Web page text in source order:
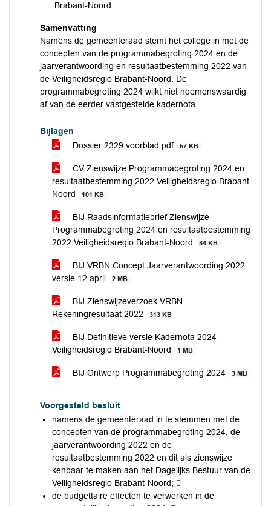
Brabant-Noord
Samenvatting
Namens de gemeenteraad stemt het college in met de
concepten van de programmabegroting 2024 en de
jaarverantwoording en resultaatbestemming 2022 van
de Veiligheidsregio Brabant-Noord. De
programmabegroting 2024 wijkt niet noemenswaardig
af van de eerder vastgestelde kadernota.
Bijlagen
Dossier 2329 voorblad.pdf
57 KB
CV Zienswijze Programmabegroting 2024 en
resultaatbestemming 2022 Veiligheidsregio Brabant-
Noord
101 KB
BIJ Raadsinformatiebrief Zienswijze
Programmabegroting 2024 en resultaatbestemming
2022 Veiligheidsregio Brabant-Noord
84 KB
BIJ VRBN Concept Jaarverantwoording 2022
versie 12 april
2 MB
BIJ Zienswijzeverzoek VRBN
Rekeningresultaat 2022
313 KB
BIJ Definitieve versie Kadernota 2024
Veiligheidsregio Brabant-Noord
1 MB
BIJ Ontwerp Programmabegroting 2024 3 MB
Voorgesteld besluit
namens de gemeenteraad in te stemmen met de
concepten van de programmabegroting 2024, de
jaarverantwoording 2022 en de
resultaatbestemming 2022 en dit als zienswijze
kenbaar te maken aan het Dagelijks Bestuur van de
Veiligheidsregio Brabant-Noord; 
de budgettaire effecten te verwerken in de